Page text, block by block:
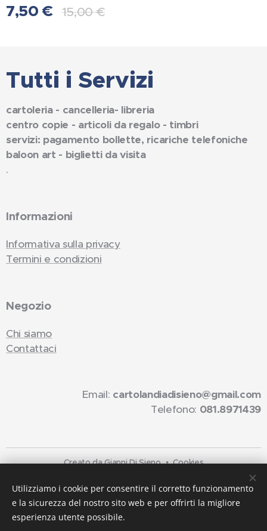
7,50 € 15,00€
Tutti i Servizi
cartoleria - cancelleria- libreria
centro copie - articoli da regalo - timbri
servizi: pagamento bollette, ricariche telefoniche
baloon art - biglietti da visita
.
Informazioni
Informativa sulla privacy
Termini e condizioni
Negozio
Chi siamo
Contattaci
Email: cartolandiadisieno@gmail.com
Telefono: 081.8971439
Creato da Gianni Di Sieno Cookies
Lingue
Italiano
English
Utilizziamo i cookie per consentire il corretto funzionamento
e la sicurezza del nostro sito web e per offrirti la migliore
esperienza utente possibile.